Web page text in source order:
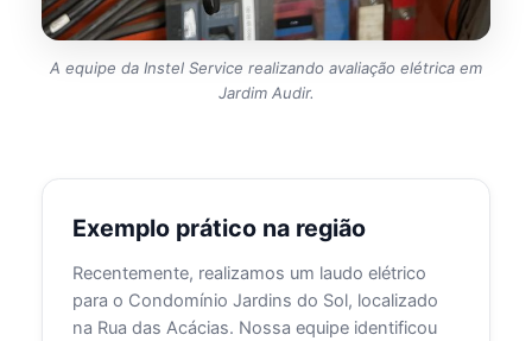
A equipe da Instel Service realizando avaliação elétrica em
Jardim Audir.
Exemplo prático na região
Recentemente, realizamos um laudo elétrico
para o Condomínio Jardins do Sol, localizado
na Rua das Acácias. Nossa equipe identificou